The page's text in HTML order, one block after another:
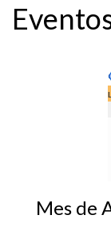
Mes de